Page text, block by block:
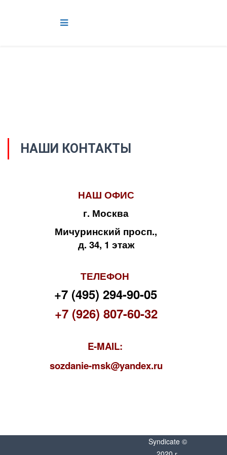
НАШИ КОНТАКТЫ
НАШ ОФИС
г. Москва
Мичуринский просп.,
д. 34, 1 этаж
ТЕЛЕФОН
+7 (495) 294-90-05
+7 (926) 807-60-32
E-MAIL:
sozdanie-msk@yandex.ru
Syndicate ©